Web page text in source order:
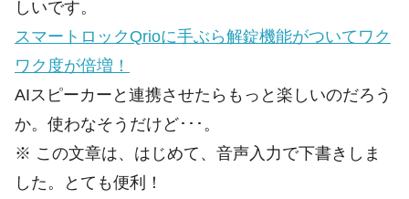
しいです。
スマートロックQrioに手ぶら解錠機能がついてワク
ワク度が倍増！
AIスピーカーと連携させたらもっと楽しいのだろう
か。使わなそうだけど･･･。
※ この文章は、はじめて、音声入力で下書きしま
した。とても便利！